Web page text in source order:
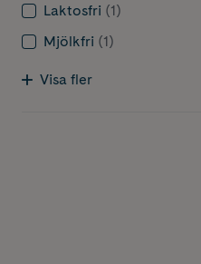
Laktosfri (1)
Mjölkfri (1)
Visa fler